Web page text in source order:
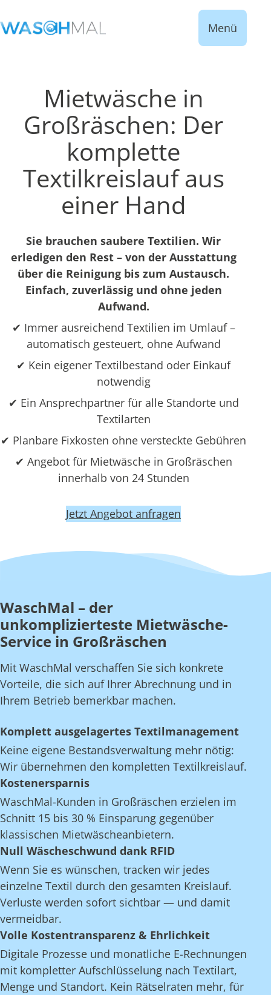
Menü
Mietwäsche in
Großräschen: Der
komplette
Textilkreislauf aus
einer Hand
Sie brauchen saubere Textilien. Wir
erledigen den Rest – von der Ausstattung
über die Reinigung bis zum Austausch.
Einfach, zuverlässig und ohne jeden
Aufwand.
✔ Immer ausreichend Textilien im Umlauf –
automatisch gesteuert, ohne Aufwand
✔ Kein eigener Textilbestand oder Einkauf
notwendig
✔ Ein Ansprechpartner für alle Standorte und
Textilarten
✔ Planbare Fixkosten ohne versteckte Gebühren
✔ Angebot für Mietwäsche in Großräschen
innerhalb von 24 Stunden
Jetzt Angebot anfragen
WaschMal – der
unkomplizierteste Mietwäsche-
Service in Großräschen
Mit WaschMal verschaffen Sie sich konkrete
Vorteile, die sich auf Ihrer Abrechnung und in
Ihrem Betrieb bemerkbar machen.
Komplett ausgelagertes Textilmanagement
Keine eigene Bestandsverwaltung mehr nötig:
Wir übernehmen den kompletten Textilkreislauf.
Kostenersparnis
WaschMal-Kunden in Großräschen erzielen im
Schnitt 15 bis 30 % Einsparung gegenüber
klassischen Mietwäscheanbietern.
Null Wäscheschwund dank RFID
Wenn Sie es wünschen, tracken wir jedes
einzelne Textil durch den gesamten Kreislauf.
Verluste werden sofort sichtbar — und damit
vermeidbar.
Volle Kostentransparenz & Ehrlichkeit
Digitale Prozesse und monatliche E-Rechnungen
mit kompletter Aufschlüsselung nach Textilart,
Menge und Standort. Kein Rätselraten mehr, für